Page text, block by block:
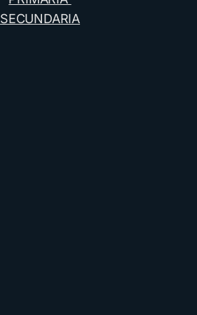
SECUNDARIA